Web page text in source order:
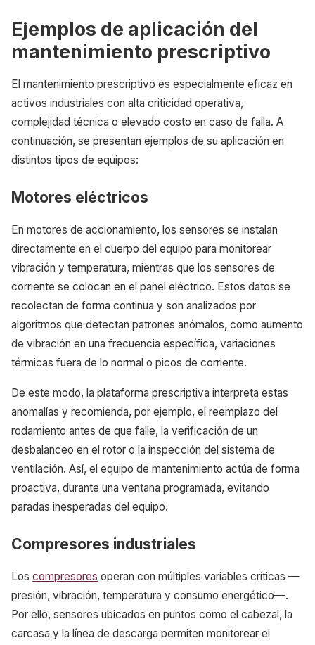
Ejemplos de aplicación del
mantenimiento prescriptivo
El mantenimiento prescriptivo es especialmente eficaz en
activos industriales con alta criticidad operativa,
complejidad técnica o elevado costo en caso de falla. A
continuación, se presentan ejemplos de su aplicación en
distintos tipos de equipos:
Motores eléctricos
En motores de accionamiento, los sensores se instalan
directamente en el cuerpo del equipo para monitorear
vibración y temperatura, mientras que los sensores de
corriente se colocan en el panel eléctrico. Estos datos se
recolectan de forma continua y son analizados por
algoritmos que detectan patrones anómalos, como aumento
de vibración en una frecuencia específica, variaciones
térmicas fuera de lo normal o picos de corriente.
De este modo, la plataforma prescriptiva interpreta estas
anomalías y recomienda, por ejemplo, el reemplazo del
rodamiento antes de que falle, la verificación de un
desbalanceo en el rotor o la inspección del sistema de
ventilación. Así, el equipo de mantenimiento actúa de forma
proactiva, durante una ventana programada, evitando
paradas inesperadas del equipo.
Compresores industriales
Los compresores operan con múltiples variables críticas —
presión, vibración, temperatura y consumo energético—.
Por ello, sensores ubicados en puntos como el cabezal, la
carcasa y la línea de descarga permiten monitorear el